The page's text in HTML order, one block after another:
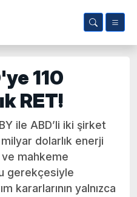
110
RET!
ile ABD’li iki şirket
dolarlık enerji
ve mahkeme
gerekçesiyle
kararlarının yalnızca